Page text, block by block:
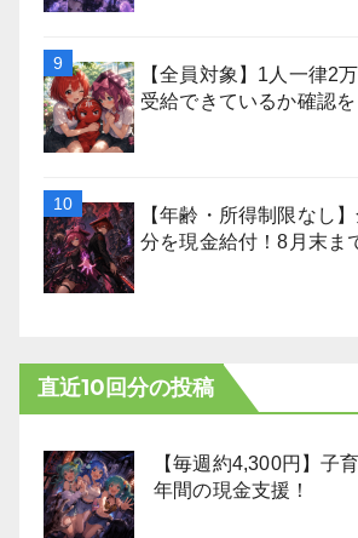
【全員対象】1人一律2
受給できているか確認を
【年齢・所得制限なし
分を現金給付！8月末ま
直近10回分の投稿
【毎週約4,300円】子
年間の現金支援！